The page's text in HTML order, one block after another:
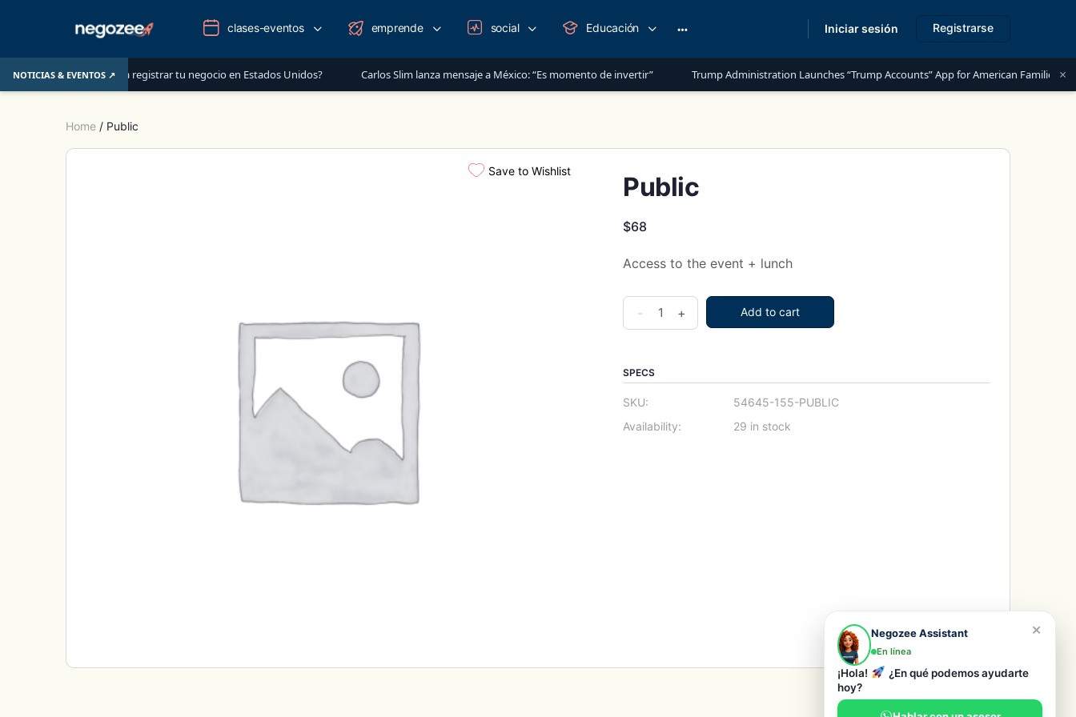
NOTICIAS & EVENTOS ↗
es la mejor opción para registrar tu negocio en Estados Unidos? Carlos Slim lanza mensaje a México: “Es momento de invertir” Trump Administration Launches “Trump Accounts” App for American Families ×
clases-eventos emprende social Educación
options
Iniciar sesión Registrarse
Home / Public
Save to Wishlist
Public
$68
Access to the event + lunch
Public
quantity
- + Add to cart
SPECS
SKU:
54645-155-PUBLIC
Availability:
29 in stock
×
Negozee Assistant
En línea
¡Hola!
¿En qué podemos ayudarte
hoy?